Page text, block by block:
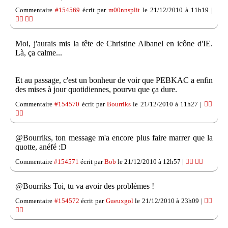
Commentaire #154569 écrit par m00nnsplit le 21/12/2010 à 11h19 |
👍🏽 👎🏽
Moi, j'aurais mis la tête de Christine Albanel en icône d'IE.
Là, ça calme...
Et au passage, c'est un bonheur de voir que PEBKAC a enfin
des mises à jour quotidiennes, pourvu que ça dure.
Commentaire#154570 écrit parBourriks le 21/12/2010 à 11h27 | 👍🏽
👎🏽
@Bourriks, ton message m'a encore plus faire marrer que la
quotte, anéfé :D
Commentaire #154571 écrit parBob le 21/12/2010 à 12h57 | 👍🏽 👎🏽
@Bourriks Toi, tu va avoir des problèmes !
Commentaire #154572 écrit par Gueuxgolle 21/12/2010 à 23h09 | 👍🏽
👎🏽